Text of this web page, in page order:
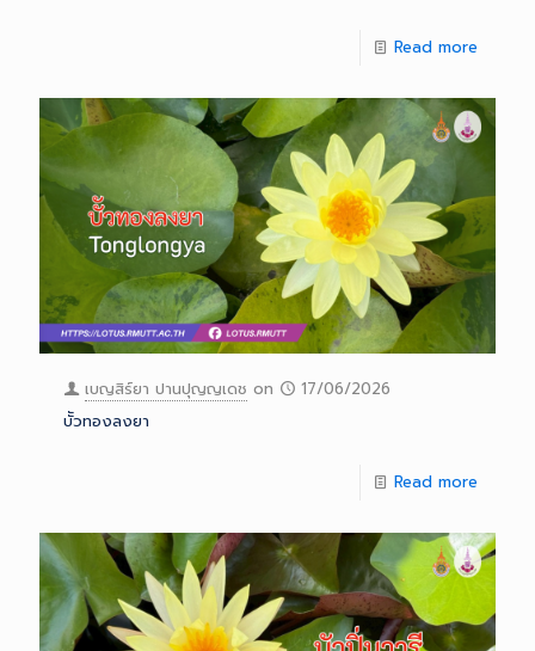
Read more
เบญสิร์ยา ปานปุญญเดช on
17/06/2026
บััวทองลงยา
Read more